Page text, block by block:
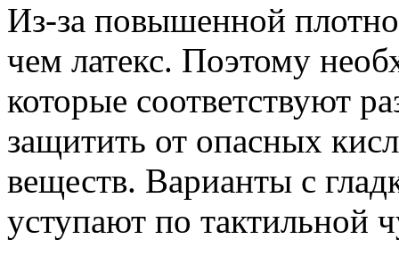
Из-за повышенной
чем латекс. Поэтому
которые соответствуют
защитить от опасных
веществ. Варианты с
уступают по тактильной